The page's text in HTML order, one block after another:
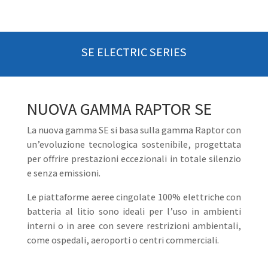
SE ELECTRIC SERIES
NUOVA GAMMA RAPTOR SE
La nuova gamma SE si basa sulla gamma Raptor con
un’evoluzione tecnologica sostenibile, progettata
per offrire prestazioni eccezionali in totale silenzio
e senza emissioni.
Le piattaforme aeree cingolate 100% elettriche con
batteria al litio sono ideali per l’uso in ambienti
interni o in aree con severe restrizioni ambientali,
come ospedali, aeroporti o centri commerciali.